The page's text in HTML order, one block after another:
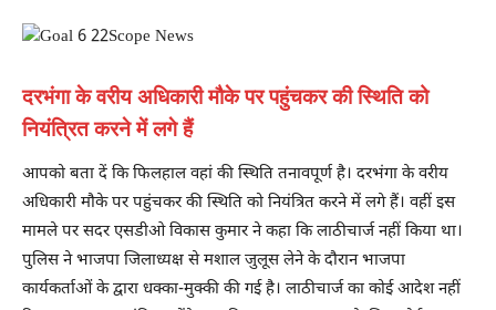
दरभंगा के वरीय अधिकारी मौके पर पहुंचकर की स्थिति को
नियंत्रित करने में लगे हैं
आपको बता दें कि फिलहाल वहां की स्थिति तनावपूर्ण है। दरभंगा के वरीय
अधिकारी मौके पर पहुंचकर की स्थिति को नियंत्रित करने में लगे हैं। वहीं इस
मामले पर सदर एसडीओ विकास कुमार ने कहा कि लाठीचार्ज नहीं किया था।
पुलिस ने भाजपा जिलाध्यक्ष से मशाल जुलूस लेने के दौरान भाजपा
कार्यकर्ताओं के द्वारा धक्का-मुक्की की गई है। लाठीचार्ज का कोई आदेश नहीं